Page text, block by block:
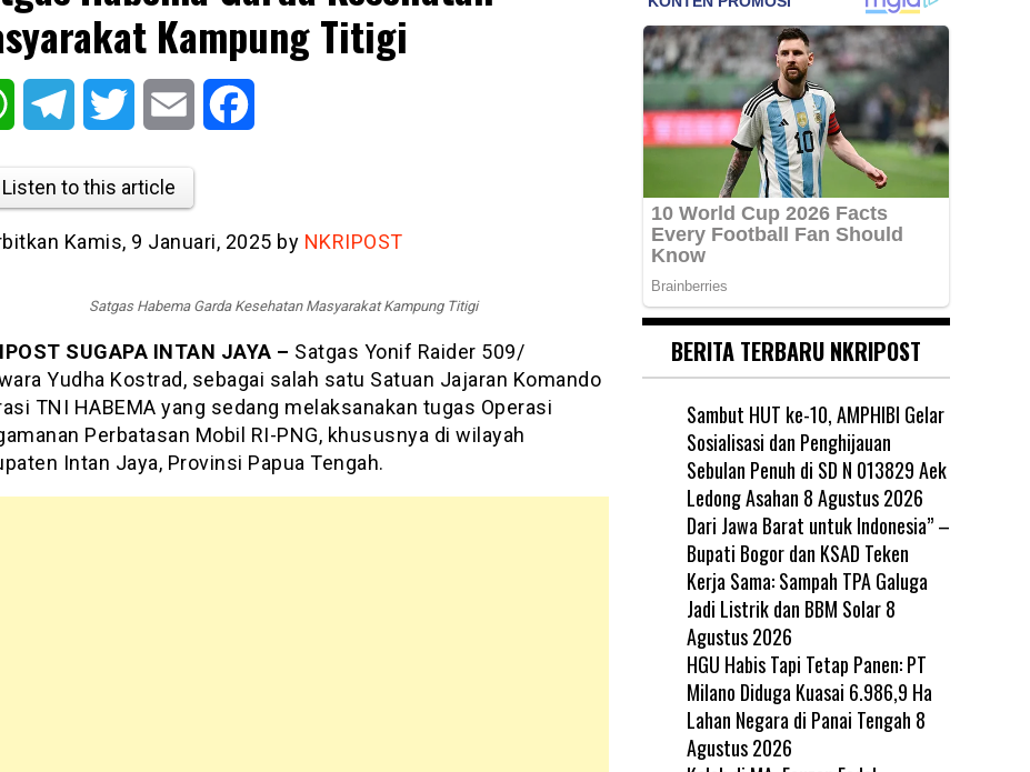
Kampung Titigi
WhatsAppTelegram Twitter Email
Listen to this article
Kamis, 9 Januari, 2025 by NKRIPOST
Satgas Habema Garda Kesehatan Masyarakat Kampung Titigi
SUGAPA INTAN JAYA – Satgas Yonif Raider 509/
Yudha Kostrad, sebagai salah satu Satuan Jajaran Komando
TNI HABEMA yang sedang melaksanakan tugas Operasi
Perbatasan Mobil RI-PNG, khususnya di wilayah
Intan Jaya, Provinsi Papua Tengah.
BERITA TERBARU NKRIPOST
Sambut HUT ke-10, AMPHIBI Gelar
Sosialisasi dan Penghijauan
Sebulan Penuh di SD N 013829 Aek
Ledong Asahan 8 Agustus 2026
Dari Jawa Barat untuk Indonesia” –
Bupati Bogor dan KSAD Teken
Kerja Sama: Sampah TPA Galuga
Jadi Listrik dan BBM Solar 8
Agustus 2026
HGU Habis Tapi Tetap Panen: PT
Milano Diduga Kuasai 6.986,9 Ha
Lahan Negara di Panai Tengah 8
Agustus 2026